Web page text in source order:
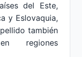
del Este,
y Eslovaquia,
también
regiones